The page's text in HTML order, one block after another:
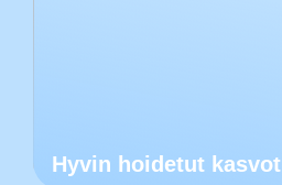
Hyvin hoidetut kasvot